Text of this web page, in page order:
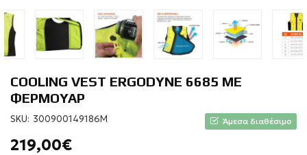
COOLING VEST ERGODYNE 6685 ΜΕ
ΦΕΡΜΟΥΑΡ
SKU: 300900149186M Άμεσα διαθέσιμο
219,00€